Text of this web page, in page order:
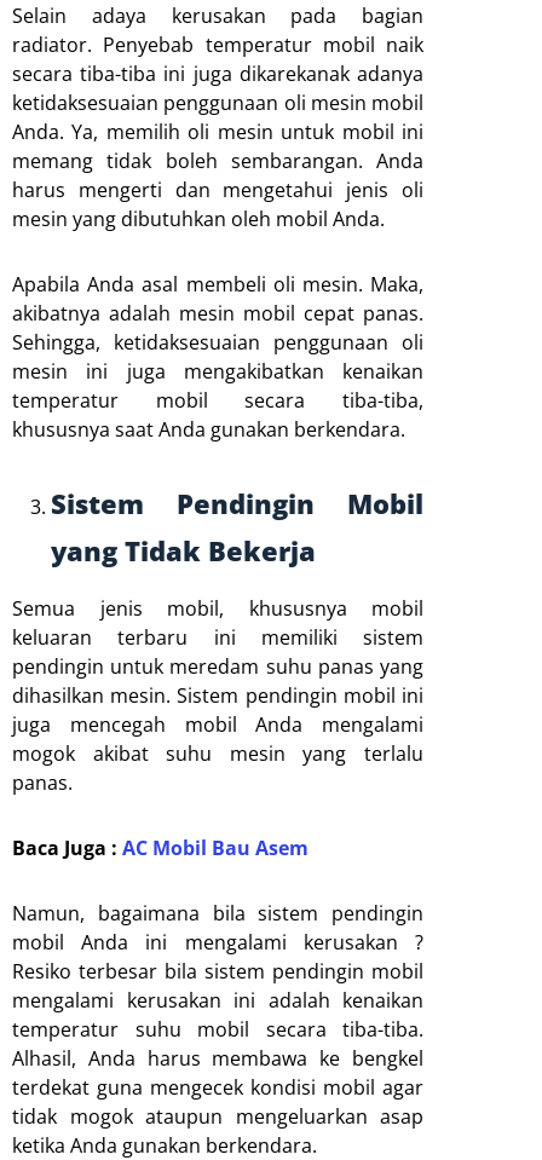
Selain adaya kerusakan pada bagian
radiator. Penyebab temperatur mobil naik
secara tiba-tiba ini juga dikarekanak adanya
ketidaksesuaian penggunaan oli mesin mobil
Anda. Ya, memilih oli mesin untuk mobil ini
memang tidak boleh sembarangan. Anda
harus mengerti dan mengetahui jenis oli
mesin yang dibutuhkan oleh mobil Anda.
Apabila Anda asal membeli oli mesin. Maka,
akibatnya adalah mesin mobil cepat panas.
Sehingga, ketidaksesuaian penggunaan oli
mesin ini juga mengakibatkan kenaikan
temperatur mobil secara tiba-tiba,
khususnya saat Anda gunakan berkendara.
Sistem Pendingin Mobil
yang Tidak Bekerja
Semua jenis mobil, khususnya mobil
keluaran terbaru ini memiliki sistem
pendingin untuk meredam suhu panas yang
dihasilkan mesin. Sistem pendingin mobil ini
juga mencegah mobil Anda mengalami
mogok akibat suhu mesin yang terlalu
panas.
Baca Juga : AC Mobil Bau Asem
Namun, bagaimana bila sistem pendingin
mobil Anda ini mengalami kerusakan ?
Resiko terbesar bila sistem pendingin mobil
mengalami kerusakan ini adalah kenaikan
temperatur suhu mobil secara tiba-tiba.
Alhasil, Anda harus membawa ke bengkel
terdekat guna mengecek kondisi mobil agar
tidak mogok ataupun mengeluarkan asap
ketika Anda gunakan berkendara.